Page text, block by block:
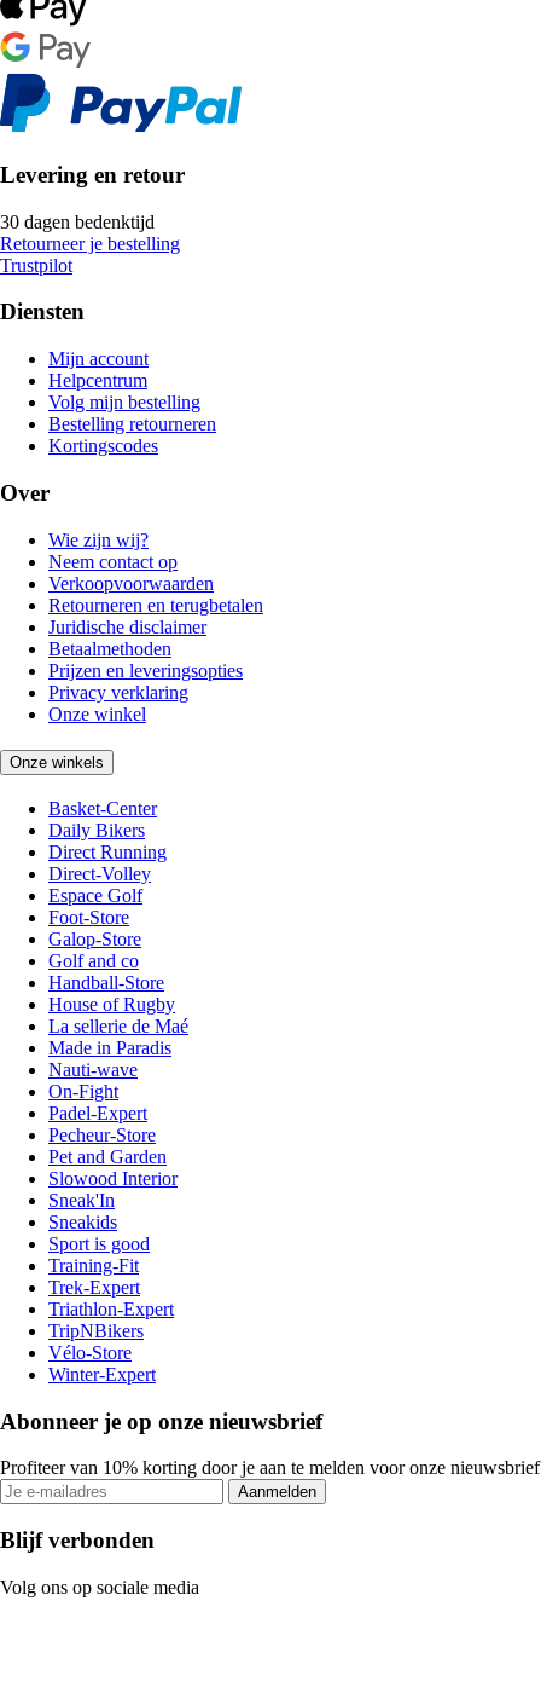
Levering en retour
30 dagen bedenktijd
Retourneer je bestelling
Trustpilot
Diensten
Mijn account
Helpcentrum
Volg mijn bestelling
Bestelling retourneren
Kortingscodes
Over
Wie zijn wij?
Neem contact op
Verkoopvoorwaarden
Retourneren en terugbetalen
Juridische disclaimer
Betaalmethoden
Prijzen en leveringsopties
Privacy verklaring
Onze winkel
Onze winkels
Basket-Center
Daily Bikers
Direct Running
Direct-Volley
Espace Golf
Foot-Store
Galop-Store
Golf and co
Handball-Store
House of Rugby
La sellerie de Maé
Made in Paradis
Nauti-wave
On-Fight
Padel-Expert
Pecheur-Store
Pet and Garden
Slowood Interior
Sneak'In
Sneakids
Sport is good
Training-Fit
Trek-Expert
Triathlon-Expert
TripNBikers
Vélo-Store
Winter-Expert
Abonneer je op onze nieuwsbrief
Profiteer van 10% korting door je aan te melden voor onze nieuwsbrief
Aanmelden
Blijf verbonden
Volg ons op sociale media